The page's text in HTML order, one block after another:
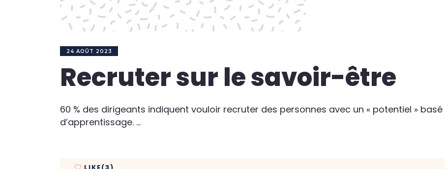
24 AOÛT 2023
Recruter sur le savoir-être
60 % des dirigeants indiquent vouloir recruter des personnes avec un « potentiel »
d’apprentissage.